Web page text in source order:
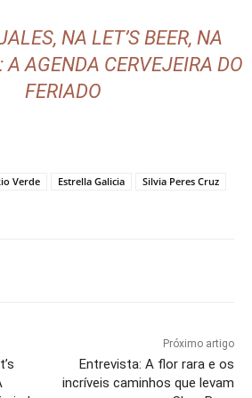
NA LET’S BEER, NA
A AGENDA CERVEJEIRA DO
FERIADO
Verde Estrella Galicia
Silvia Peres Cruz
Próximo artigo
Entrevista: A flor rara e os
incríveis caminhos que levam